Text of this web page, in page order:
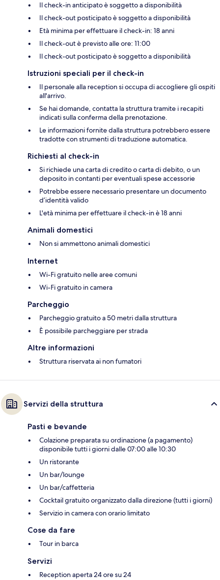
Il check-in anticipato è soggetto a disponibilità
Il check-out posticipato è soggetto a disponibilità
Età minima per effettuare il check-in: 18 anni
Il check-out è previsto alle ore: 11:00
Il check-out posticipato è soggetto a disponibilità
Istruzioni speciali per il check-in
Il personale alla reception si occupa di accogliere gli ospiti
all'arrivo.
Se hai domande, contatta la struttura tramite i recapiti
indicati sulla conferma della prenotazione.
Le informazioni fornite dalla struttura potrebbero essere
tradotte con strumenti di traduzione automatica.
Richiesti al check-in
Si richiede una carta di credito o carta di debito, o un
deposito in contanti per eventuali spese accessorie
Potrebbe essere necessario presentare un documento
d’identità valido
L'età minima per effettuare il check-in è 18 anni
Animali domestici
Non si ammettono animali domestici
Internet
Wi-Fi gratuito nelle aree comuni
Wi-Fi gratuito in camera
Parcheggio
Parcheggio gratuito a 50 metri dalla struttura
È possibile parcheggiare per strada
Altre informazioni
Struttura riservata ai non fumatori
Servizi della struttura
Pasti e bevande
Colazione preparata su ordinazione (a pagamento)
disponibile tutti i giorni dalle 07:00 alle 10:30
Un ristorante
Un bar/lounge
Un bar/caffetteria
Cocktail gratuito organizzato dalla direzione (tutti i giorni)
Servizio in camera con orario limitato
Cose da fare
Tour in barca
Servizi
Reception aperta 24 ore su 24